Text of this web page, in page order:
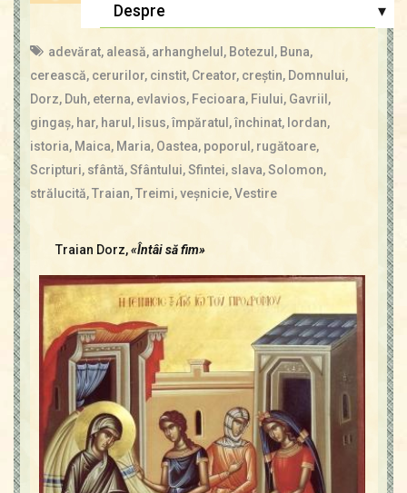
Lupta cea bună
Multimedia
Pagina copiilor
Psaltirea
Mărgăritare
Calendar
Glosar
Despre ▾
Condiții de Colaborare
Contact
admin
adevărat, aleasă, arhanghelul, Botezul, Buna,
cerească, cerurilor, cinstit, Creator, creştin, Domnului,
Dorz, Duh, eterna, evlavios, Fecioara, Fiului, Gavriil,
gingaş, har, harul, Iisus,împăratul,închinat, Iordan,
istoria, Maica, Maria, Oastea, poporul, rugătoare,
Scripturi, sfântă,Sfântului,Sfintei, slava,Solomon,
strălucită,Traian,Treimi,veşnicie,Vestire
Traian Dorz,«Întâi să fim»